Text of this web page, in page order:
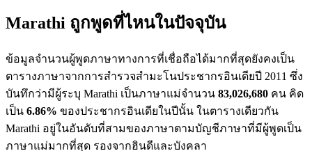
Marathi ถูกพูดที่ไหนในปัจจุบัน
ข้อมูลจำนวนผู้พูดภาษาทางการที่เชื่อถือได้มากที่สุดยังคงเป็น
ตารางภาษาจากการสำรวจสำมะโนประชากรอินเดียปี 2011 ซึ่ง
บันทึกว่ามีผู้ระบุ Marathi เป็นภาษาแม่จำนวน 83,026,680 คน คิด
เป็น 6.86% ของประชากรอินเดียในปีนั้น ในตารางเดียวกัน
Marathi อยู่ในอันดับที่สามของภาษาตามบัญชีภาษาที่มีผู้พูดเป็น
ภาษาแม่มากที่สุด รองจากฮินดีและบังคลา